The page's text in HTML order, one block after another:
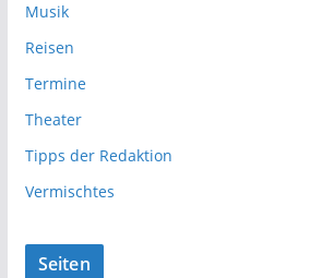
Musik
Reisen
Termine
Theater
Tipps der Redaktion
Vermischtes
Seiten